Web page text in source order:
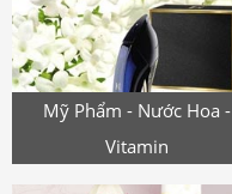
Mỹ Phẩm - Nước Hoa -
Vitamin